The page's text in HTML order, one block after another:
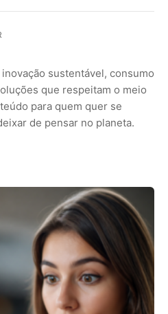
sustentável, consumo
que respeitam o meio
para quem quer se
de pensar no planeta.